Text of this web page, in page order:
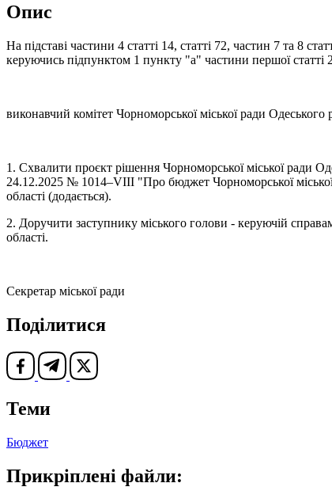
Опис
На підставі частини 4 статті 14, статті 72, частин 7 та 8
керуючись підпунктом 1 пункту "а" частини першої
виконавчий комітет Чорноморської міської ради Одеського
1. Схвалити проєкт рішення Чорноморської міської ради
24.12.2025 № 1014–VІII "Про бюджет Чорноморської міської
області (додається).
2. Доручити заступнику міського голови - керуючій
області.
Секретар міської ради
Поділитися
Теми
Бюджет
Прикріплені файли: